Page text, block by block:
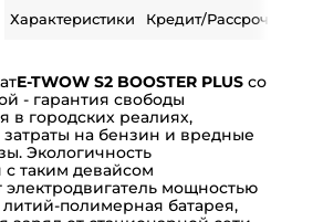
Характеристики Кредит/Рассрочка
E-TWOW S2 BOOSTER PLUS со
- гарантия свободы
в городских реалиях,
на бензин и вредные
Экологичность
таким девайсом
электродвигатель мощностью
полимерная батарея,